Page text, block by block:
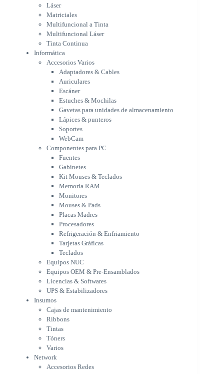
Adaptadores & Cables
Auriculares
Escáner
Estuches & Mochilas
Gavetas para unidades de
almacenamiento
Lápices & punteros
Soportes
WebCam
Componentes para PC
Fuentes
Gabinetes
Kit Mouses & Teclados
Memoria RAM
Monitores
Mouses & Pads
Placas Madres
Procesadores
Refrigeración & Enfriamiento
Tarjetas Gráficas
Teclados
Equipos NUC
Equipos OEM & Pre-Ensamblados
Licencias & Softwares
UPS & Estabilizadores
Insumos
Cajas de mantenimiento
Ribbons
Tintas
Tóners
Varios
Network
Accesorios Redes
Adaptadores Bluetooth & WiFi
NAS & Servidores
Switches
WiFi
Láser
Matriciales
Multifuncional a Tinta
Multifuncional Láser
Tinta Continua
Informática
Accesorios Varios
Adaptadores & Cables
Auriculares
Escáner
Estuches & Mochilas
Gavetas para unidades de almacenamiento
Lápices & punteros
Soportes
WebCam
Componentes para PC
Fuentes
Gabinetes
Kit Mouses & Teclados
Memoria RAM
Monitores
Mouses & Pads
Placas Madres
Procesadores
Refrigeración & Enfriamiento
Tarjetas Gráficas
Teclados
Equipos NUC
Equipos OEM & Pre-Ensamblados
Licencias & Softwares
UPS & Estabilizadores
Insumos
Cajas de mantenimiento
Ribbons
Tintas
Tóners
Varios
Network
Accesorios Redes